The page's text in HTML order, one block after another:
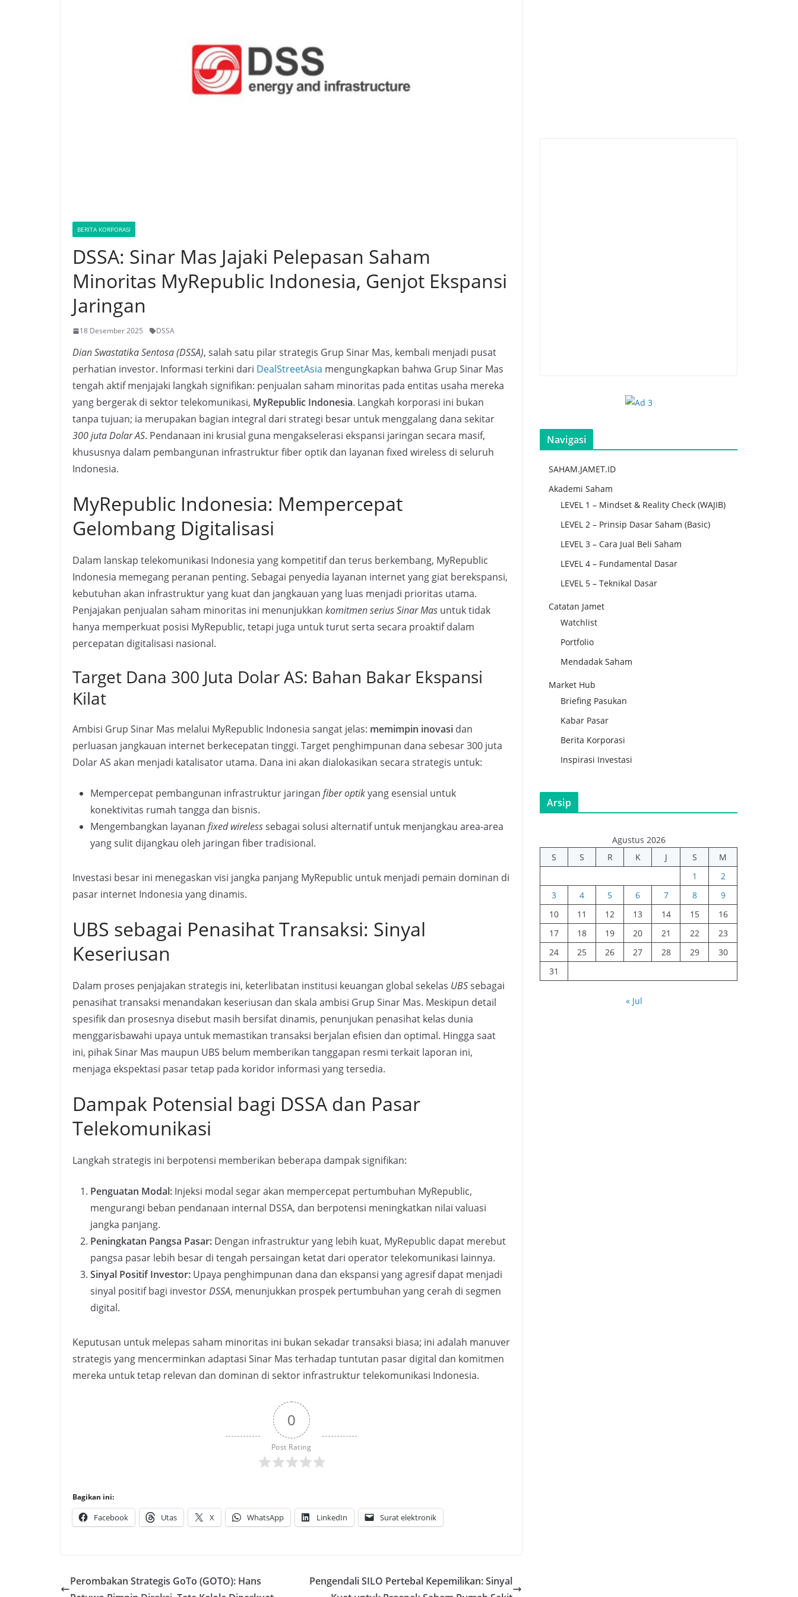
BERITA KORPORASI
DSSA: Sinar Mas Jajaki Pelepasan Saham
Minoritas MyRepublic Indonesia, Genjot Ekspansi
Jaringan
18 Desember 2025 DSSA
Dian Swastatika Sentosa (DSSA), salah satu pilar strategis Grup Sinar Mas, kembali menjadi pusat
perhatian investor. Informasi terkini dari DealStreetAsia mengungkapkan bahwa Grup Sinar Mas
tengah aktif menjajaki langkah signifikan: penjualan saham minoritas pada entitas usaha mereka
yang bergerak di sektor telekomunikasi, MyRepublic Indonesia. Langkah korporasi ini bukan
tanpa tujuan; ia merupakan bagian integral dari strategi besar untuk menggalang dana sekitar
300 juta Dolar AS. Pendanaan ini krusial guna mengakselerasi ekspansi jaringan secara masif,
khususnya dalam pembangunan infrastruktur fiber optik dan layanan fixed wireless di seluruh
Indonesia.
MyRepublic Indonesia: Mempercepat
Gelombang Digitalisasi
Dalam lanskap telekomunikasi Indonesia yang kompetitif dan terus berkembang, MyRepublic
Indonesia memegang peranan penting. Sebagai penyedia layanan internet yang giat berekspansi,
kebutuhan akan infrastruktur yang kuat dan jangkauan yang luas menjadi prioritas utama.
Penjajakan penjualan saham minoritas ini menunjukkan komitmen serius Sinar Mas untuk tidak
hanya memperkuat posisi MyRepublic, tetapi juga untuk turut serta secara proaktif dalam
percepatan digitalisasi nasional.
Target Dana 300 Juta Dolar AS: Bahan Bakar Ekspansi
Kilat
Ambisi Grup Sinar Mas melalui MyRepublic Indonesia sangat jelas: memimpin inovasi dan
perluasan jangkauan internet berkecepatan tinggi. Target penghimpunan dana sebesar 300 juta
Dolar AS akan menjadi katalisator utama. Dana ini akan dialokasikan secara strategis untuk:
Mempercepat pembangunan infrastruktur jaringan fiber optikyang esensial untuk
konektivitas rumah tangga dan bisnis.
Mengembangkan layanan fixed wirelesssebagai solusi alternatif untuk menjangkau area-area
yang sulit dijangkau oleh jaringan fiber tradisional.
Investasi besar ini menegaskan visi jangka panjang MyRepublic untuk menjadi pemain dominan di
pasar internet Indonesia yang dinamis.
UBS sebagai Penasihat Transaksi: Sinyal
Keseriusan
Dalam proses penjajakan strategis ini, keterlibatan institusi keuangan global sekelas UBSsebagai
penasihat transaksi menandakan keseriusan dan skala ambisi Grup Sinar Mas. Meskipun detail
spesifik dan prosesnya disebut masih bersifat dinamis, penunjukan penasihat kelas dunia
menggarisbawahi upaya untuk memastikan transaksi berjalan efisien dan optimal. Hingga saat
ini, pihak Sinar Mas maupun UBS belum memberikan tanggapan resmi terkait laporan ini,
menjaga ekspektasi pasar tetap pada koridor informasi yang tersedia.
Dampak Potensial bagi DSSA dan Pasar
Telekomunikasi
Langkah strategis ini berpotensi memberikan beberapa dampak signifikan:
Penguatan Modal: Injeksi modal segar akan mempercepat pertumbuhan MyRepublic,
mengurangi beban pendanaan internal DSSA, dan berpotensi meningkatkan nilai valuasi
jangka panjang.
Peningkatan Pangsa Pasar: Dengan infrastruktur yang lebih kuat, MyRepublic dapat merebut
pangsa pasar lebih besar di tengah persaingan ketat dari operator telekomunikasi lainnya.
Sinyal Positif Investor: Upaya penghimpunan dana dan ekspansi yang agresif dapat menjadi
sinyal positif bagi investorDSSA, menunjukkan prospek pertumbuhan yang cerah di segmen
digital.
Keputusan untuk melepas saham minoritas ini bukan sekadar transaksi biasa; ini adalah manuver
strategis yang mencerminkan adaptasi Sinar Mas terhadap tuntutan pasar digital dan komitmen
mereka untuk tetap relevan dan dominan di sektor infrastruktur telekomunikasi Indonesia.
0
Post Rating
Bagikan ini:
Facebook Utas X WhatsApp LinkedIn Surat elektronik
Perombakan Strategis GoTo (GOTO): Hans
Pengendali SILO Pertebal Kepemilikan: Sinyal
Navigasi
SAHAM.JAMET.ID
Akademi Saham
LEVEL 1 – Mindset & Reality Check (WAJIB)
LEVEL 2 – Prinsip Dasar Saham (Basic)
LEVEL 3 – Cara Jual Beli Saham
LEVEL 4 – Fundamental Dasar
LEVEL 5 – Teknikal Dasar
Catatan Jamet
Watchlist
Portfolio
Mendadak Saham
Market Hub
Briefing Pasukan
Kabar Pasar
Berita Korporasi
Inspirasi Investasi
Arsip
Agustus 2026
S
S R K J S
M
1
2
3
4 5 6 7 8
9
10
11 12 13 14 15
16
17
18 19 20 21 22
23
24
25 26 27 28 29
30
31
« Jul